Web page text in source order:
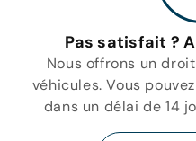
Pas satisfait ?
Nous offrons un
véhicules. Vous
dans un délai de 14